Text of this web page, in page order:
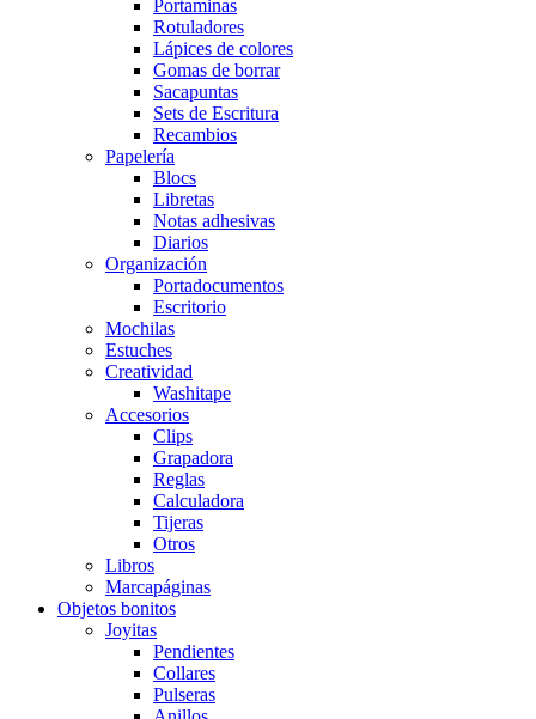
Portaminas
Rotuladores
Lápices de colores
Gomas de borrar
Sacapuntas
Sets de Escritura
Recambios
Papelería
Blocs
Libretas
Notas adhesivas
Diarios
Organización
Portadocumentos
Escritorio
Mochilas
Estuches
Creatividad
Washitape
Accesorios
Clips
Grapadora
Reglas
Calculadora
Tijeras
Otros
Libros
Marcapáginas
Objetos bonitos
Joyitas
Pendientes
Collares
Pulseras